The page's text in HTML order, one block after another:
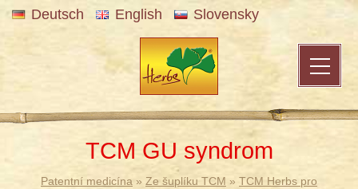
Deutsch English Slovensky
TCM GU syndrom
Patentní medicína » Ze šuplíku TCM » TCM Herbs pro